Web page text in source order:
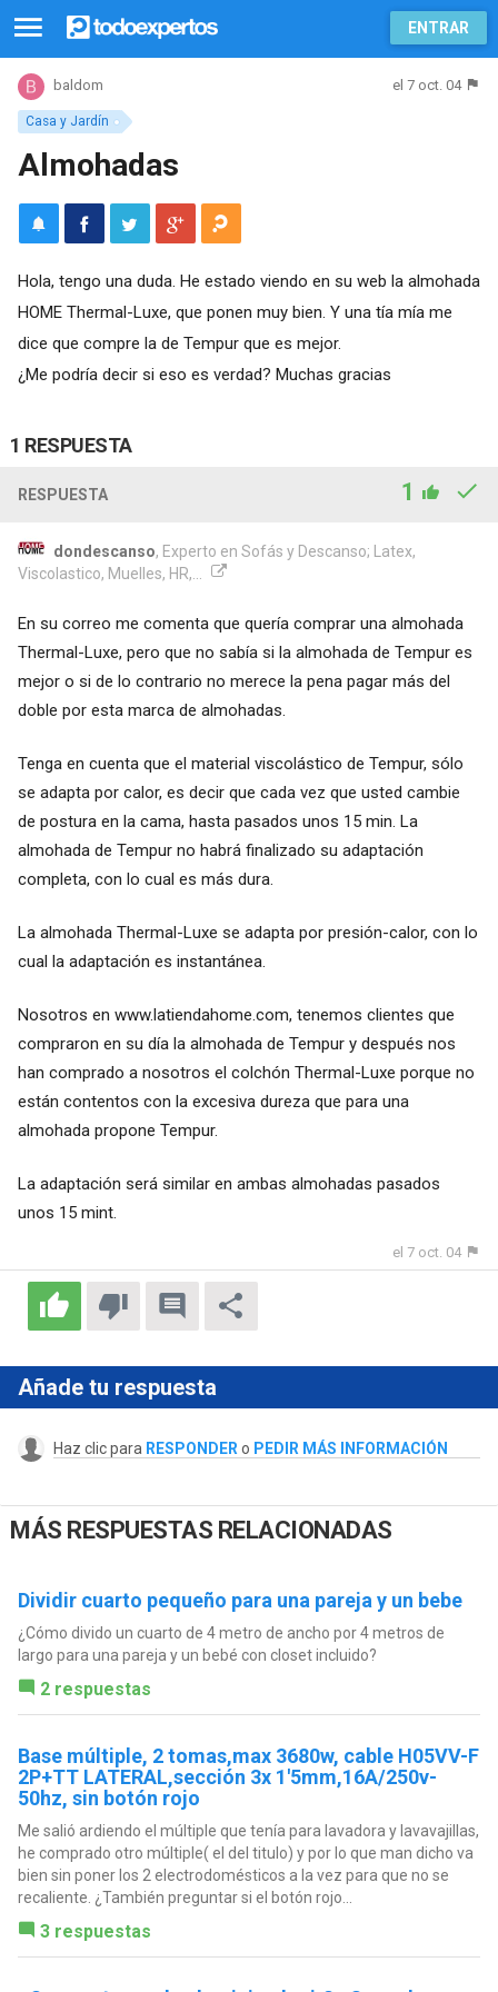
ENTRAR
Casa y Jardín
baldom el 7 oct. 04
Almohadas
Hola, tengo una duda. He estado viendo en su web la almohada
HOME Thermal-Luxe, que ponen muy bien. Y una tía mía me
dice que compre la de Tempur que es mejor.
¿Me podría decir si eso es verdad? Muchas gracias
1 RESPUESTA
RESPUESTA 1
dondescanso, Experto en Sofás y Descanso; Latex,
Viscolastico, Muelles, HR,...
En su correo me comenta que quería comprar una almohada
Thermal-Luxe, pero que no sabía si la almohada de Tempur es
mejor o si de lo contrario no merece la pena pagar más del
doble por esta marca de almohadas.
Tenga en cuenta que el material viscolástico de Tempur, sólo
se adapta por calor, es decir que cada vez que usted cambie
de postura en la cama, hasta pasados unos 15 min. La
almohada de Tempur no habrá finalizado su adaptación
completa, con lo cual es más dura.
La almohada Thermal-Luxe se adapta por presión-calor, con lo
cual la adaptación es instantánea.
Nosotros en www.latiendahome.com, tenemos clientes que
compraron en su día la almohada de Tempur y después nos
han comprado a nosotros el colchón Thermal-Luxe porque no
están contentos con la excesiva dureza que para una
almohada propone Tempur.
La adaptación será similar en ambas almohadas pasados
unos 15 mint.
el 7 oct. 04
Añade tu respuesta
Haz clic para RESPONDER o PEDIR MÁS INFORMACIÓN
MÁS RESPUESTAS RELACIONADAS
Dividir cuarto pequeño para una pareja y un bebe
¿Cómo divido un cuarto de 4 metro de ancho por 4 metros de
largo para una pareja y un bebé con closet incluido?
2 respuestas
Base múltiple, 2 tomas,max 3680w, cable H05VV-F
2P+TT LATERAL,sección 3x 1'5mm,16A/250v-
50hz, sin botón rojo
Me salió ardiendo el múltiple que tenía para lavadora y lavavajillas,
he comprado otro múltiple( el del titulo) y por lo que man dicho va
bien sin poner los 2 electrodomésticos a la vez para que no se
recaliente. ¿También preguntar si el botón rojo...
3 respuestas